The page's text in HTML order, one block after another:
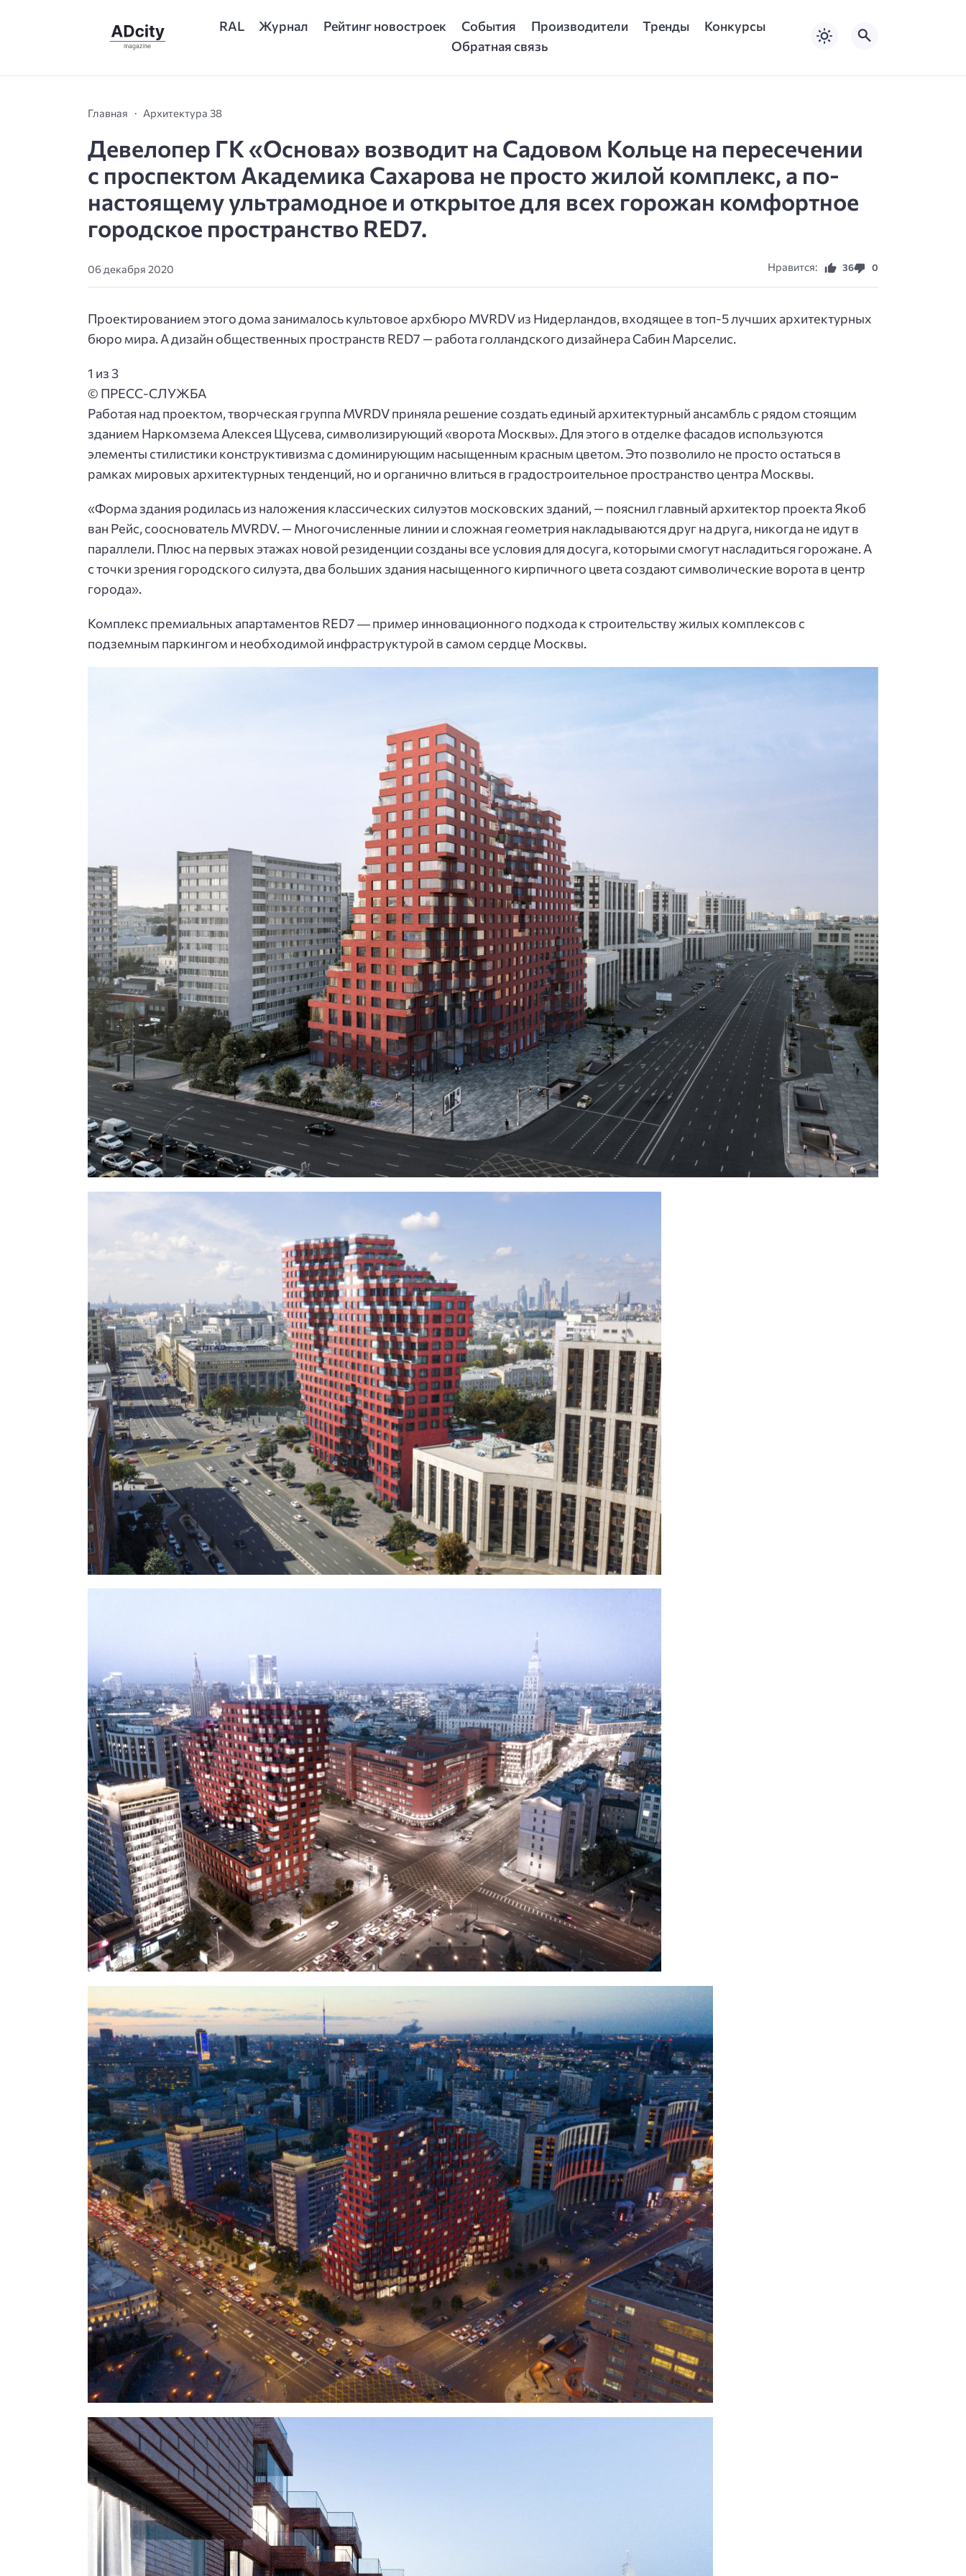
RAL Журнал Рейтинг новостроек События Производители Тренды
Конкурсы
Обратная связь
Главная Архитектура 38
Девелопер ГК «Основа» возводит на Садовом Кольце на пересечении
с проспектом Академика Сахарова не просто жилой комплекс, а по-
настоящему ультрамодное и открытое для всех горожан комфортное
городское пространство RED7.
06 декабря 2020 Нравится: 36 0
Проектированием этого дома занималось культовое архбюро MVRDV из Нидерландов, входящее в топ-5 лучших архитектурных
бюро мира. А дизайн общественных пространств RED7 — работа голландского дизайнера Сабин Марселис.
1 из 3
© ПРЕСС-СЛУЖБА
Работая над проектом, творческая группа MVRDV приняла решение создать единый архитектурный ансамбль с рядом стоящим
зданием Наркомзема Алексея Щусева, символизирующий «ворота Москвы». Для этого в отделке фасадов используются
элементы стилистики конструктивизма с доминирующим насыщенным красным цветом. Это позволило не просто остаться в
рамках мировых архитектурных тенденций, но и органично влиться в градостроительное пространство центра Москвы.
«Форма здания родилась из наложения классических силуэтов московских зданий, — пояснил главный архитектор проекта Якоб
ван Рейс, сооснователь MVRDV. — Многочисленные линии и сложная геометрия накладываются друг на друга, никогда не идут в
параллели. Плюс на первых этажах новой резиденции созданы все условия для досуга, которыми смогут насладиться горожане. А
с точки зрения городского силуэта, два больших здания насыщенного кирпичного цвета создают символические ворота в центр
города».
Комплекс премиальных апартаментов RED7 ― пример инновационного подхода к строительству жилых комплексов с
подземным паркингом и необходимой инфраструктурой в самом сердце Москвы.